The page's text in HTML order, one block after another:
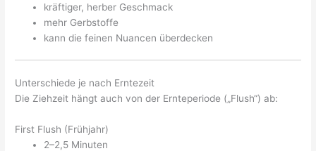
kräftiger, herber Geschmack
mehr Gerbstoffe
kann die feinen Nuancen überdecken
Unterschiede je nach Erntezeit
Die Ziehzeit hängt auch von der Ernteperiode („Flush“) ab:
First Flush (Frühjahr)
2–2,5 Minuten